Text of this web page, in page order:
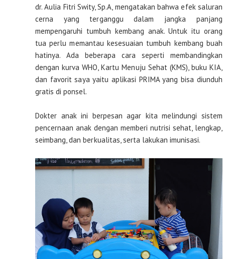
dr. Aulia Fitri Swity, Sp.A, mengatakan bahwa efek saluran
cerna yang terganggu dalam jangka panjang
mempengaruhi tumbuh kembang anak. Untuk itu orang
tua perlu memantau kesesuaian tumbuh kembang buah
hatinya. Ada beberapa cara seperti membandingkan
dengan kurva WHO, Kartu Menuju Sehat (KMS), buku KIA,
dan favorit saya yaitu aplikasi PRIMA yang bisa diunduh
gratis di ponsel.
Dokter anak ini berpesan agar kita melindungi sistem
pencernaan anak dengan memberi nutrisi sehat, lengkap,
seimbang, dan berkualitas, serta lakukan imunisasi.